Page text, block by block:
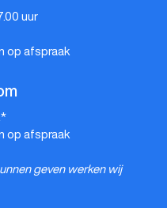
uur
op afspraak
op afspraak
geven werken wij